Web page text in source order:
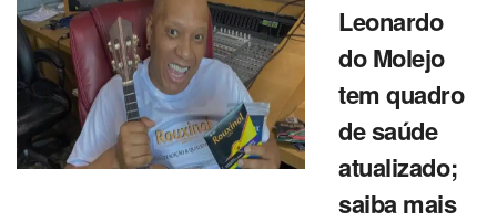
Leonardo
do Molejo
tem quadro
de saúde
atualizado;
saiba mais